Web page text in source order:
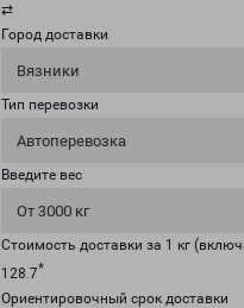
⇄
Город доставки
Вязники
Тип перевозки
Автоперевозка
Введите вес
От 3000 кг
Стоимость доставки за 1 кг
128.7*
Ориентировочный срок доставки